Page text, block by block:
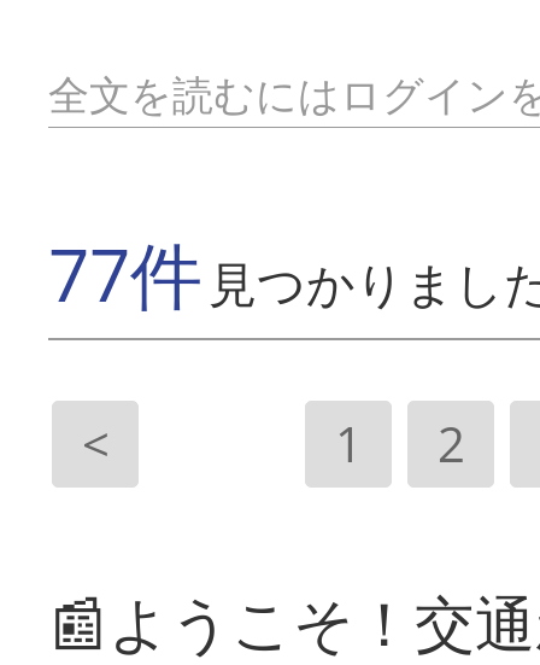
全文を読むにはログイン
77件 見つかりまし
< 1 2
📰ようこそ！交